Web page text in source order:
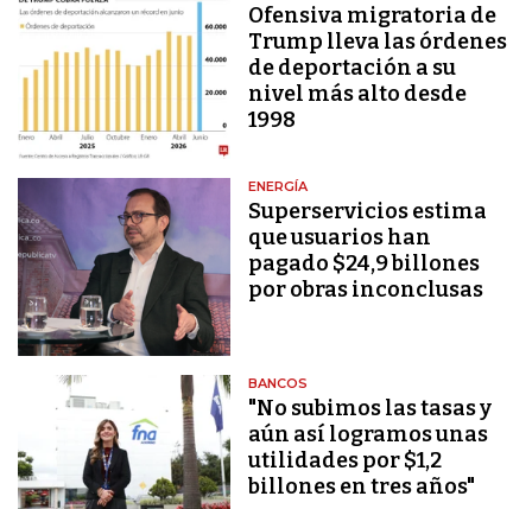
Ofensiva migratoria de
Trump lleva las órdenes
de deportación a su
nivel más alto desde
1998
ENERGÍA
Superservicios estima
que usuarios han
pagado $24,9 billones
por obras inconclusas
BANCOS
"No subimos las tasas y
aún así logramos unas
utilidades por $1,2
billones en tres años"